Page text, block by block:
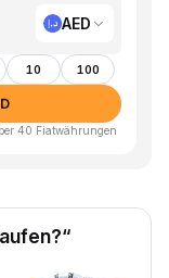
AED
10 100
40 Fiatwährungen